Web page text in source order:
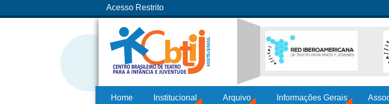
Acesso Restrito
Home Institucional Arquivo Informações Gerais